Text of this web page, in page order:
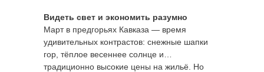
Видеть свет и экономить разумно
Март в предгорьях Кавказа — время
удивительных контрастов: снежные шапки
гор, тёплое весеннее солнце и…
традиционно высокие цены на жильё. Но